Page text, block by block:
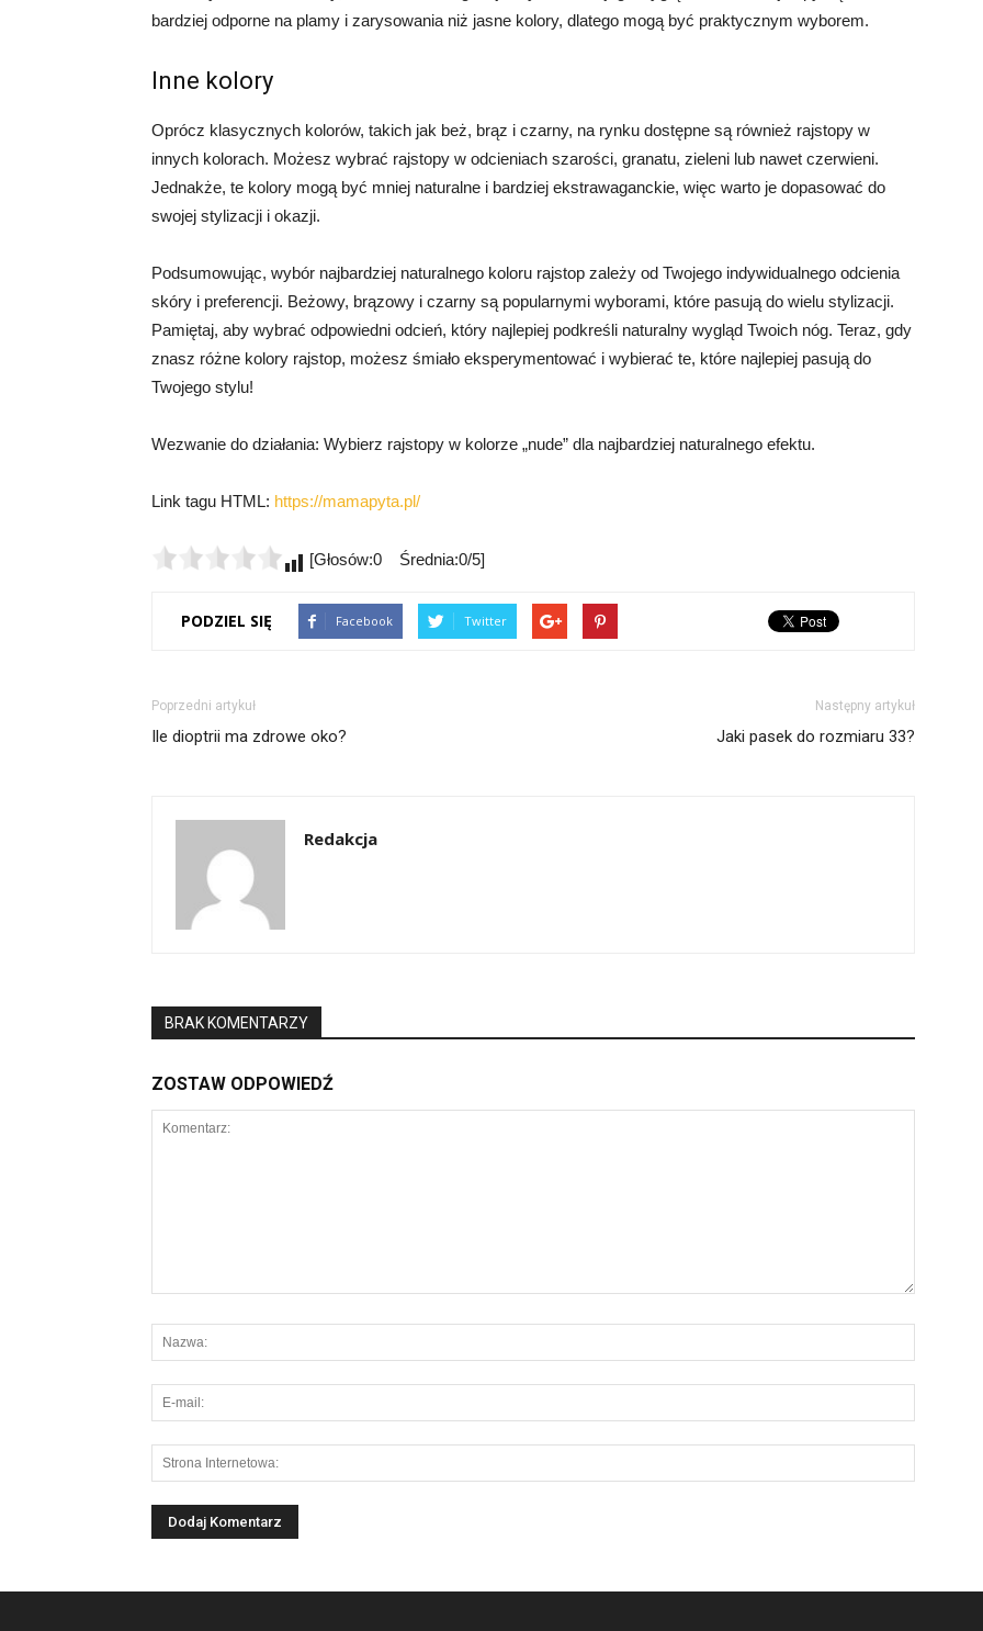
bardziej odporne na plamy i zarysowania niż jasne kolory, dlatego mogą być praktycznym wyborem.
Inne kolory
Oprócz klasycznych kolorów, takich jak beż, brąz i czarny, na rynku dostępne są również rajstopy w
innych kolorach. Możesz wybrać rajstopy w odcieniach szarości, granatu, zieleni lub nawet czerwieni.
Jednakże, te kolory mogą być mniej naturalne i bardziej ekstrawaganckie, więc warto je dopasować do
swojej stylizacji i okazji.
Podsumowując, wybór najbardziej naturalnego koloru rajstop zależy od Twojego indywidualnego odcienia
skóry i preferencji. Beżowy, brązowy i czarny są popularnymi wyborami, które pasują do wielu stylizacji.
Pamiętaj, aby wybrać odpowiedni odcień, który najlepiej podkreśli naturalny wygląd Twoich nóg. Teraz, gdy
znasz różne kolory rajstop, możesz śmiało eksperymentować i wybierać te, które najlepiej pasują do
Twojego stylu!
Wezwanie do działania: Wybierz rajstopy w kolorze „nude” dla najbardziej naturalnego efektu.
Link tagu HTML: https://mamapyta.pl/
[Głosów:0 Średnia:0/5]
PODZIEL SIĘ Facebook Twitter
Poprzedni artykuł
Ile dioptrii ma zdrowe oko?
Następny artykuł
Jaki pasek do rozmiaru 33?
Redakcja
BRAK KOMENTARZY
ZOSTAW ODPOWIEDŹ